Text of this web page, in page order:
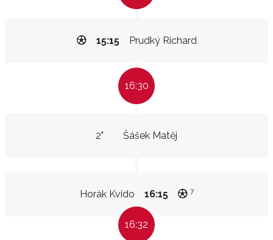
Prudký Richard
15:15
16:30
Šášek Matěj
2"
Horák Kvido 16:15 7
16:32